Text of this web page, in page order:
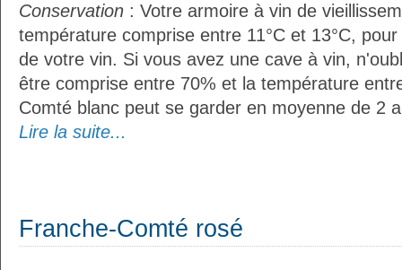
Conservation : Votre armoire à vin de
température comprise entre 11°C et 13°C,
de votre vin. Si vous avez une cave à vin,
être comprise entre 70% et la température
Comté blanc peut se garder en moyenne de 2
Lire la suite...
Franche-Comté rosé